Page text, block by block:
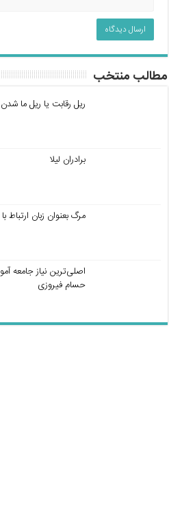
مطالب منتخب
ریل رقابت یا ریل ما شدن
برادران لیلا
مرگ بعنوان زبان ارتباط
اصلی‌ترین نیاز جامعه
حسام فیروزی